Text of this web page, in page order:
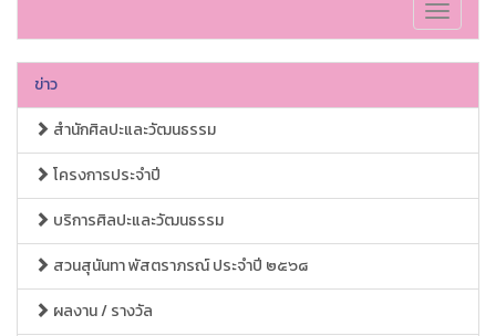
Toggle
ข่าว
สำนักศิลปะและวัฒนธรรม
โครงการประจำปี
บริการศิลปะและวัฒนธรรม
สวนสุนันทา พัสตราภรณ์ ประจำปี ๒๕๖๘
ผลงาน / รางวัล